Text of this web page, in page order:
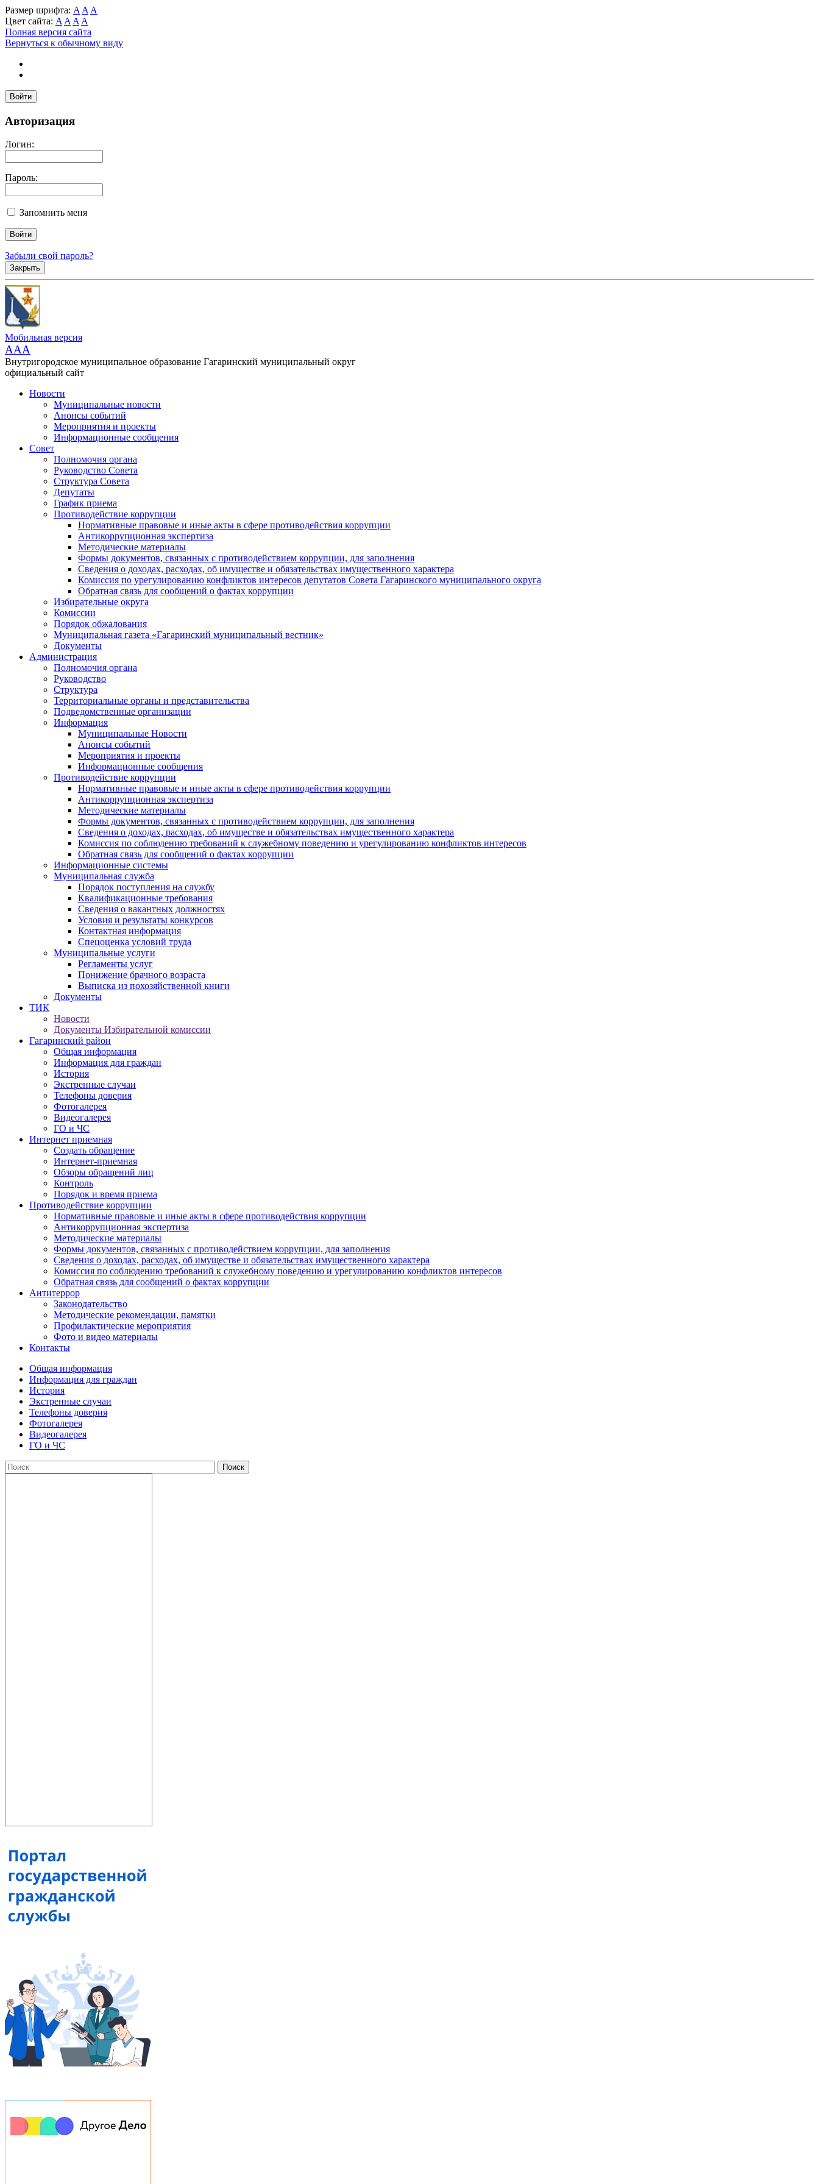
Размер шрифта: A A A
Цвет сайта: A A A A
Полная версия сайта
Вернуться к обычному виду
Войти
Авторизация
Логин:
Пароль:
Запомнить меня
Забыли свой пароль?
Закрыть
Мобильная версия
AAA
Внутригородское муниципальное образование Гагаринский муниципальный округ
официальный сайт
Новости
Муниципальные новости
Анонсы событий
Мероприятия и проекты
Информационные сообщения
Совет
Полномочия органа
Руководство Совета
Структура Совета
Депутаты
График приема
Противодействие коррупции
Нормативные правовые и иные акты в сфере противодействия коррупции
Антикоррупционная экспертиза
Методические материалы
Формы документов, связанных с противодействием коррупции, для заполнения
Сведения о доходах, расходах, об имуществе и обязательствах имущественного характера
Комиссия по урегулированию конфликтов интересов депутатов Совета Гагаринского муниципального округа
Обратная связь для сообщений о фактах коррупции
Избирательные округа
Комиссии
Порядок обжалования
Муниципальная газета «Гагаринский муниципальный вестник»
Документы
Администрация
Полномочия органа
Руководство
Структура
Территориальные органы и представительства
Подведомственные организации
Информация
Муниципальные Новости
Анонсы событий
Мероприятия и проекты
Информационные сообщения
Противодействие коррупции
Нормативные правовые и иные акты в сфере противодействия коррупции
Антикоррупционная экспертиза
Методические материалы
Формы документов, связанных с противодействием коррупции, для заполнения
Сведения о доходах, расходах, об имуществе и обязательствах имущественного характера
Комиссия по соблюдению требований к служебному поведению и урегулированию конфликтов интересов
Обратная связь для сообщений о фактах коррупции
Информационные системы
Муниципальная служба
Порядок поступления на службу
Квалификационные требования
Сведения о вакантных должностях
Условия и результаты конкурсов
Контактная информация
Спецоценка условий труда
Муниципальные услуги
Регламенты услуг
Понижение брачного возраста
Выписка из похозяйственной книги
Документы
ТИК
Новости
Документы Избирательной комиссии
Гагаринский район
Общая информация
Информация для граждан
История
Экстренные случаи
Телефоны доверия
Фотогалерея
Видеогалерея
ГО и ЧС
Интернет приемная
Создать обращение
Интернет-приемная
Обзоры обращений лиц
Контроль
Порядок и время приема
Противодействие коррупции
Нормативные правовые и иные акты в сфере противодействия коррупции
Антикоррупционная экспертиза
Методические материалы
Формы документов, связанных с противодействием коррупции, для заполнения
Сведения о доходах, расходах, об имуществе и обязательствах имущественного характера
Комиссия по соблюдению требований к служебному поведению и урегулированию конфликтов интересов
Обратная связь для сообщений о фактах коррупции
Антитеррор
Законодательство
Методические рекомендации, памятки
Профилактические мероприятия
Фото и видео материалы
Контакты
Общая информация
Информация для граждан
История
Экстренные случаи
Телефоны доверия
Фотогалерея
Видеогалерея
ГО и ЧС